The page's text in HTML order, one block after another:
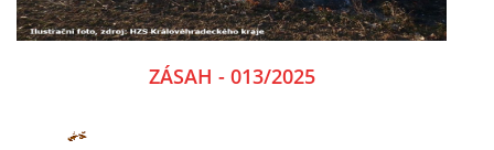
ZÁSAH - 013/2025